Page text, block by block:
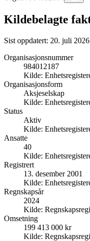
Kildebelagte
Sist oppdatert: 20. juli 2026
Organisasjonsnummer
984012187
Kilde:
Organisasjonsform
Aksjeselskap
Kilde:
Status
Aktiv
Kilde:
Ansatte
40
Kilde:
Registrert
13. desember 2001
Kilde:
Regnskapsår
2024
Kilde:
Omsetning
199 413 000 kr
Kilde: